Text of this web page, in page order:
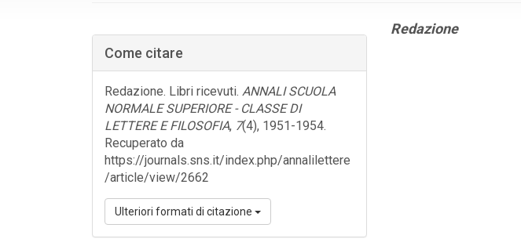
laterale
dell'articolo
Come citare
Redazione. Libri ricevuti. ANNALI SCUOLA
NORMALE SUPERIORE - CLASSE DI
LETTERE E FILOSOFIA, 7(4), 1951-1954.
Recuperato da
https://journals.sns.it/index.php/annalilettere
/article/view/2662
Ulteriori formati di citazione
Contenuto
Redazione